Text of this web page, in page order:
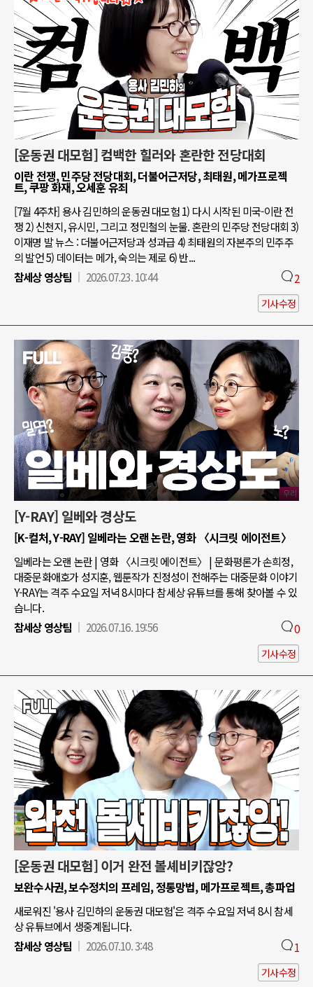
[운동권 대모험] 컴백한 힐러와 혼란한 전당대회
이란 전쟁, 민주당 전당대회, 더불어근저당, 최태원, 메가프로젝
트, 쿠팡 화재, 오세훈 유죄
[7월 4주차] 용사 김민하의 운동권 대모험 1) 다시 시작된 미국-이란 전
쟁 2) 신천지, 유시민, 그리고 정민철의 눈물. 혼란의 민주당 전당대회 3)
이재명 발 뉴스 : 더불어근저당과 성과급 4) 최태원의 자본주의 민주주
의 발언 5) 데이터는 메가, 숙의는 제로 6) 반...
참세상 영상팀
2026.07.23. 10:44 2
기사수정
[Y-RAY] 일베와 경상도
[K-컬처, Y-RAY] 일베라는 오랜 논란, 영화 〈시크릿 에이전트〉
일베라는 오랜 논란 | 영화 〈시크릿 에이전트〉 | 문화평론가 손희정,
대중문화애호가 성지훈, 웹툰작가 진정성이 전해주는 대중문화 이야기
Y-RAY는 격주 수요일 저녁 8시마다 참세상 유튜브를 통해 찾아볼 수 있
습니다.
참세상 영상팀
2026.07.16. 19:56 0
기사수정
[운동권 대모험] 이거 완전 볼셰비키잖앙?
보완수사권, 보수정치의 프레임, 정통망법, 메가프로젝트, 총파업
새로워진 '용사 김민하의 운동권 대모험'은 격주 수요일 저녁 8시 참세
상 유튜브에서 생중계됩니다.
참세상 영상팀
2026.07.10. 3:48 1
기사수정